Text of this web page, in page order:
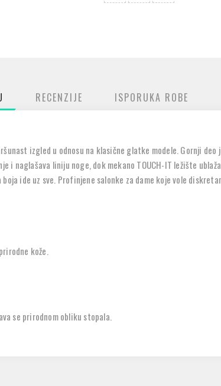
RECENZIJE ISPORUKA ROBE
izgled u odnosu na klasične glatke modele. Gornji
i naglašava liniju noge, dok mekano TOUCH-IT ležište
ide uz sve. Profinjene salonke za dame koje vole
kože.
se prirodnom obliku stopala.